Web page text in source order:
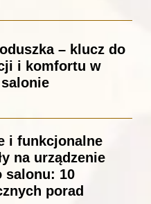
– klucz do
i komfortu w
i funkcjonalne
na urządzenie
salonu: 10
porad